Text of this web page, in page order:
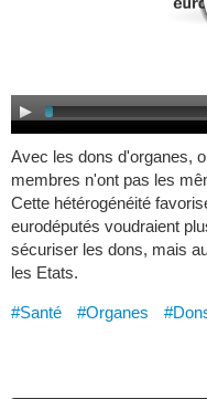
Avec les dons d'organes,
membres n'ont pas les
Cette hétérogénéité
eurodéputés voudraient
sécuriser les dons, mais
les Etats.
#Santé #Organes